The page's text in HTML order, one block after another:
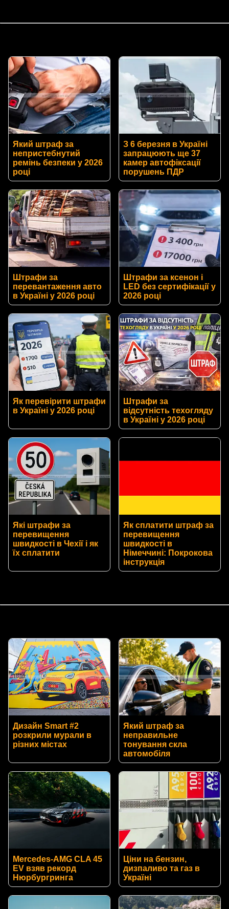
Який штраф за
непристебнутий
ремінь безпеки у 2026
році
З 6 березня в Україні
запрацюють ще 37
камер автофіксації
порушень ПДР
Штрафи за
перевантаження авто
в Україні у 2026 році
Штрафи за ксенон і
LED без сертифікації у
2026 році
Як перевірити штрафи
в Україні у 2026 році
Штрафи за
відсутність техогляду
в Україні у 2026 році
Які штрафи за
перевищення
швидкості в Чехії і як
їх сплатити
Як сплатити штраф за
перевищення
швидкості в
Німеччині: Покрокова
інструкція
Дизайн Smart #2
розкрили мурали в
різних містах
Який штраф за
неправильне
тонування скла
автомобіля
Mercedes-AMG CLA 45
EV взяв рекорд
Нюрбургринга
Ціни на бензин,
дизпаливо та газ в
Україні